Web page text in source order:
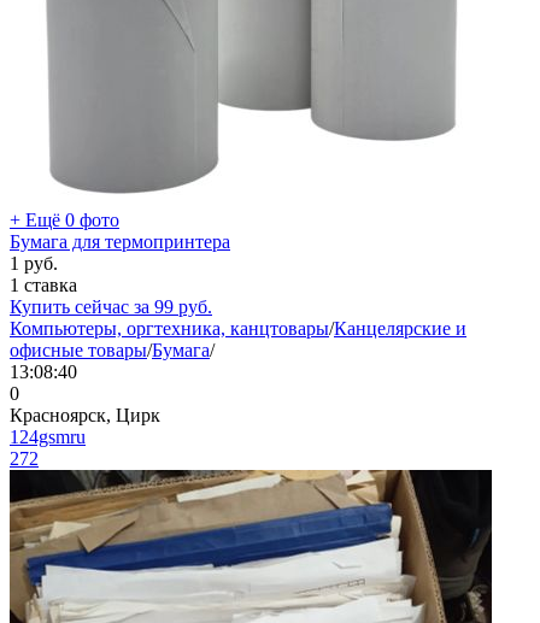
+ Ещё 0 фото
Бумага для термопринтера
1 руб.
1 ставка
Купить сейчас за 99 руб.
Компьютеры, оргтехника, канцтовары/Канцелярские и
офисные товары/Бумага/
13:08:40
0
Красноярск, Цирк
124gsmru
272